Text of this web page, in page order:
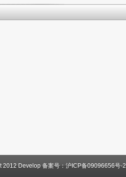
2012 Develop 备案号： 沪ICP备09096656号-2